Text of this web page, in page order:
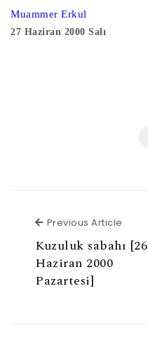
Muammer Erkul
27 Haziran 2000 Salı
Previous Article
Kuzuluk sabahı [26
Haziran 2000
Pazartesi]